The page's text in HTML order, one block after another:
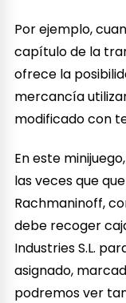
Por ejemplo,
capítulo de la
ofrece la
mercancía
modificado con
En este
las veces que
Rachmaninoff,
debe recoger
Industries S.L.
asignado,
podremos ver